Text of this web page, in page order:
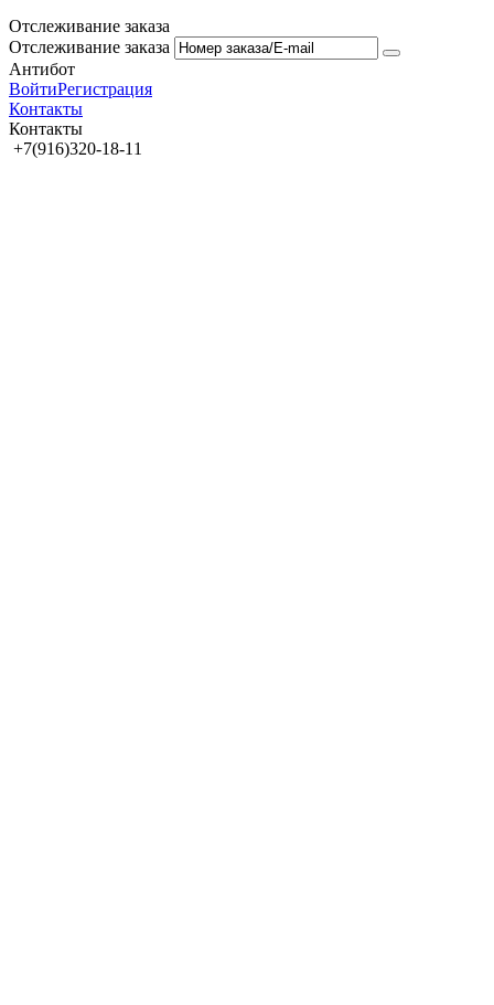
Отслеживание заказа
Отслеживание заказа
Антибот
ВойтиРегистрация
Контакты
Контакты
+7(916)320-18-11